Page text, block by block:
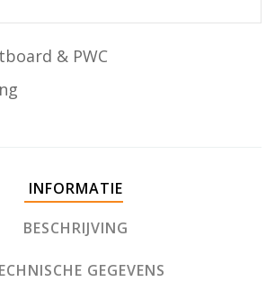
& PWC
INFORMATIE
BESCHRIJVING
GEGEVENS